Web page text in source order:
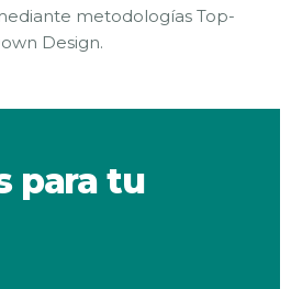
metodologías Top-
Design.
para tu